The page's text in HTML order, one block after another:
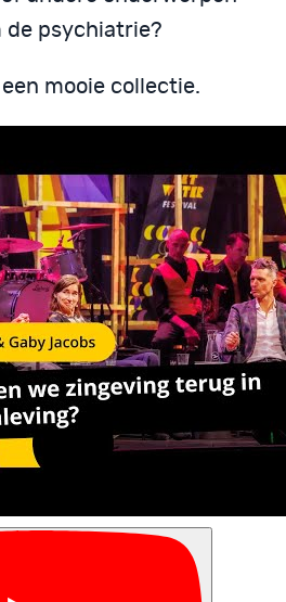
de psychiatrie?
mooie collectie.